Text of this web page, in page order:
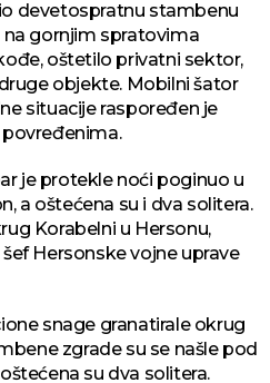
devetospratnu stambenu
na gornjim spratovima
oštetilo privatni sektor,
objekte. Mobilni šator
situacije raspoređen je
je protekle noći poginuo u
a oštećena su i dva solitera.
Korabelni u Hersonu,
Hersonske vojne uprave
snage granatirale okrug
zgrade su se našle pod
su dva solitera.